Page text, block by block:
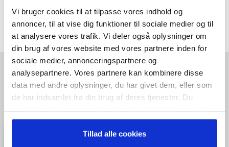
Vi bruger cookies til at tilpasse vores indhold og
annoncer, til at vise dig funktioner til sociale medier og til
at analysere vores trafik. Vi deler også oplysninger om
din brug af vores website med vores partnere inden for
sociale medier, annonceringspartnere og
analysepartnere. Vores partnere kan kombinere disse
data med andre oplysninger, du har givet dem, eller som
de har indsamlet fra din brug af deres tjenester. Du
anvende vores hjemmeside.
Tillad alle cookies
HENT GRATIS E-BOG "SUCCES I
EN DANSK BESTYRELSE"